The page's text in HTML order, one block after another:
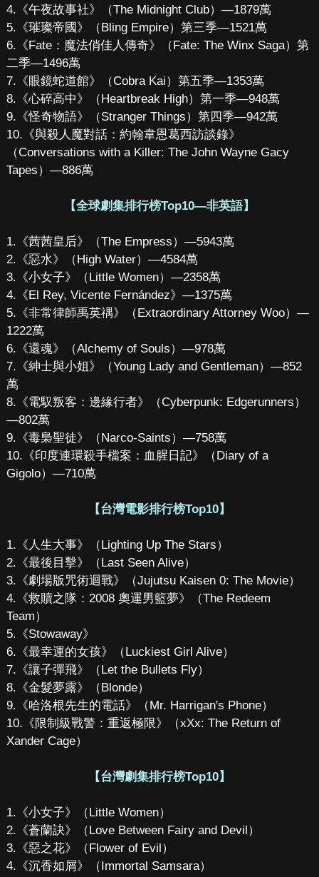
4.《午夜故事社》（The Midnight Club）—1879萬
5.《璀璨帝國》（Bling Empire）第三季—1521萬
6.《Fate：魔法俏佳人傳奇》（Fate: The Winx Saga）第
二季—1496萬
7.《眼鏡蛇道館》（Cobra Kai）第五季—1353萬
8.《心碎高中》（Heartbreak High）第一季—948萬
9.《怪奇物語》（Stranger Things）第四季—942萬
10.《與殺人魔對話：約翰韋恩葛西訪談錄》
（Conversations with a Killer: The John Wayne Gacy
Tapes）—886萬
【全球劇集排行榜Top10—非英語】
1.《茜茜皇后》（The Empress）—5943萬
2.《惡水》（High Water）—4584萬
3.《小女子》（Little Women）—2358萬
4.《El Rey, Vicente Fernández》—1375萬
5.《非常律師禹英禑》（Extraordinary Attorney Woo）—
1222萬
6.《還魂》（Alchemy of Souls）—978萬
7.《紳士與小姐》（Young Lady and Gentleman）—852
萬
8.《電馭叛客：邊緣行者》（Cyberpunk: Edgerunners）
—802萬
9.《毒梟聖徒》（Narco-Saints）—758萬
10.《印度連環殺手檔案：血腥日記》（Diary of a
Gigolo）—710萬
【台灣電影排行榜Top10】
1.《人生大事》（Lighting Up The Stars）
2.《最後目擊》（Last Seen Alive）
3.《劇場版咒術迴戰》（Jujutsu Kaisen 0: The Movie）
4.《救贖之隊：2008 奧運男籃夢》（The Redeem
Team）
5.《Stowaway》
6.《最幸運的女孩》（Luckiest Girl Alive）
7.《讓子彈飛》（Let the Bullets Fly）
8.《金髮夢露》（Blonde）
9.《哈洛根先生的電話》（Mr. Harrigan's Phone）
10.《限制級戰警：重返極限》（xXx: The Return of
Xander Cage）
【台灣劇集排行榜Top10】
1.《小女子》（Little Women）
2.《蒼蘭訣》（Love Between Fairy and Devil）
3.《惡之花》（Flower of Evil）
4.《沉香如屑》（Immortal Samsara）